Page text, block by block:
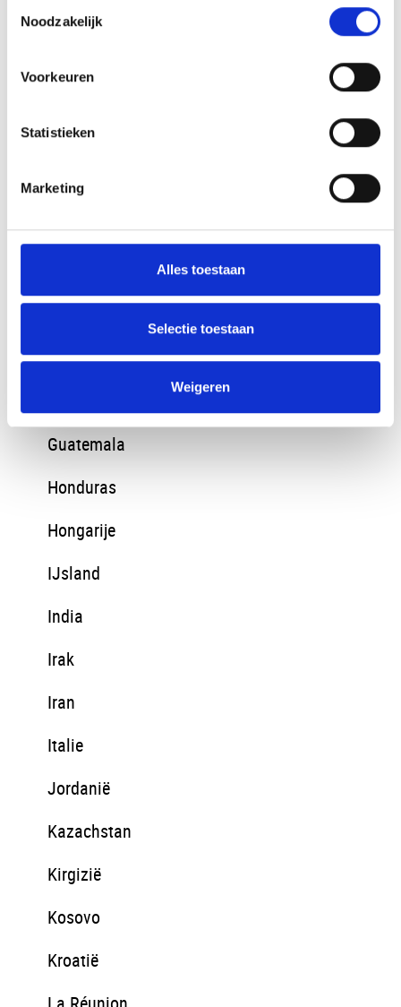
Noodzakelijk
Voorkeuren
Statistieken
Marketing
Alles toestaan
Selectie toestaan
Weigeren
Colombia
El Salvador
Estland
eSwatini
Georgie
Guatemala
Honduras
Hongarije
IJsland
India
Irak
Iran
Italie
Jordanië
Kazachstan
Kirgizië
Kosovo
Kroatië